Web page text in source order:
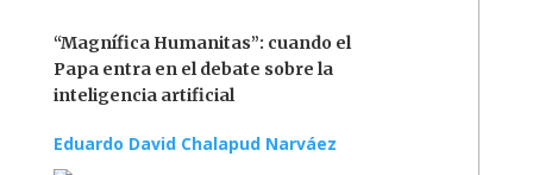
“Magnífica Humanitas”: cuando el
Papa entra en el debate sobre la
inteligencia artificial
Eduardo David Chalapud Narváez